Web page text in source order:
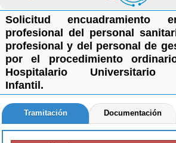
Solicitud encuadramiento
profesional del personal
profesional y del personal de
por el procedimiento
Hospitalario Universitario
Infantil.
Tramitación Documentación